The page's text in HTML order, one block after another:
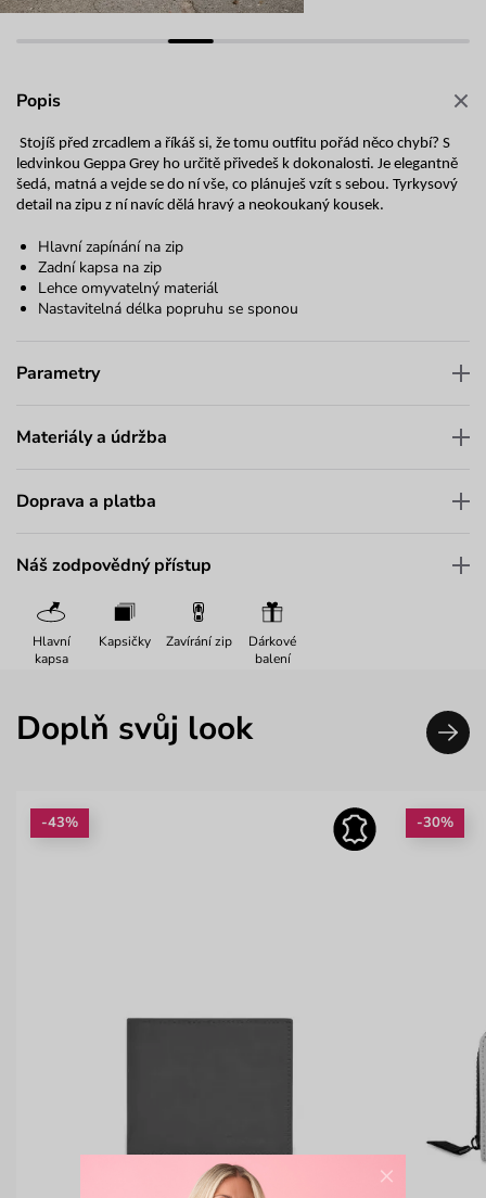
Popis
Stojíš před zrcadlem a říkáš si, že tomu outfitu pořád něco chybí? S
ledvinkou Geppa Grey ho určitě přivedeš k dokonalosti. Je elegantně
šedá, matná a vejde se do ní vše, co plánuješ vzít s sebou. Tyrkysový
detail na zipu z ní navíc dělá hravý a neokoukaný kousek.
Hlavní zapínání na zip
Zadní kapsa na zip
Lehce omyvatelný materiál
Nastavitelná délka popruhu se sponou
Parametry
Materiály a údržba
Doprava a platba
Náš zodpovědný přístup
Hlavní
kapsa
Kapsičky Zavírání zip
Dárkové
balení
Doplň svůj look
-43% -30%
×